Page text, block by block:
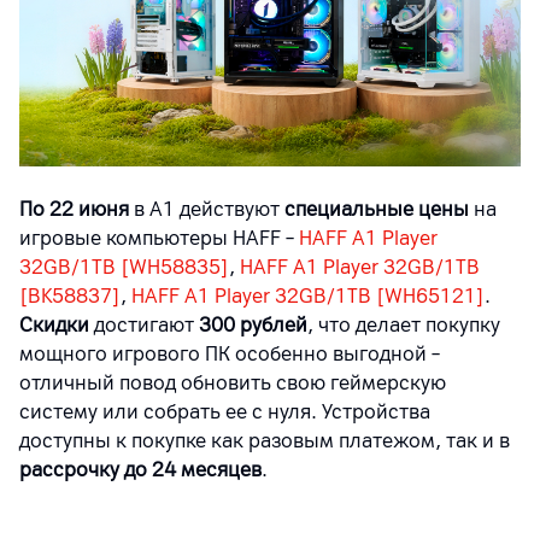
По 22 июня в А1 действуют специальные цены на
игровые компьютеры HAFF – HAFF A1 Player
32GB/1TB [WH58835], HAFF A1 Player 32GB/1TB
[BK58837], HAFF A1 Player 32GB/1TB [WH65121].
Скидки достигают 300 рублей, что делает покупку
мощного игрового ПК особенно выгодной –
отличный повод обновить свою геймерскую
систему или собрать ее с нуля. Устройства
доступны к покупке как разовым платежом, так и в
рассрочку до 24 месяцев.